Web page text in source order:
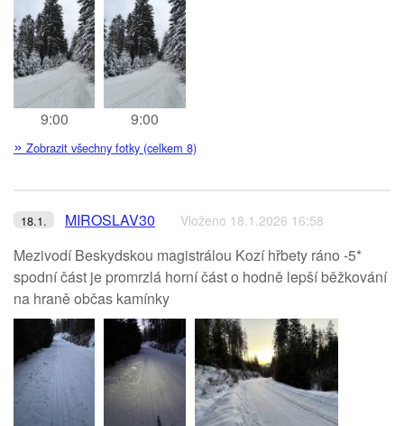
9:00 9:00
» Zobrazit všechny fotky (celkem 8)
18.1. MIROSLAV30 Vloženo 18.1.2026 16:58
Mezivodí Beskydskou magistrálou Kozí hřbety ráno -5*
spodní část je promrzlá horní část o hodně lepší běžkování
na hraně občas kamínky